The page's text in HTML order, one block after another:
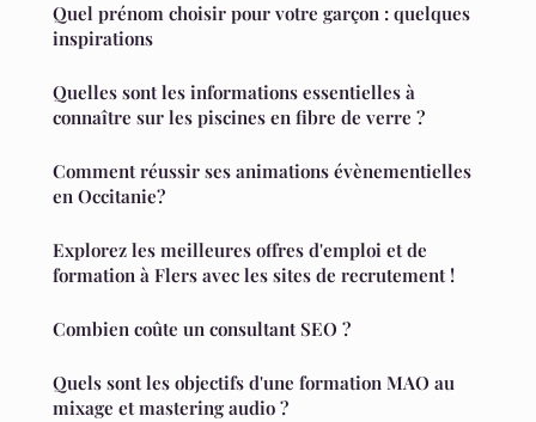
Quel prénom choisir pour votre garçon : quelques
inspirations
Quelles sont les informations essentielles à
connaître sur les piscines en fibre de verre ?
Comment réussir ses animations évènementielles
en Occitanie?
Explorez les meilleures offres d'emploi et de
formation à Flers avec les sites de recrutement !
Combien coûte un consultant SEO ?
Quels sont les objectifs d'une formation MAO au
mixage et mastering audio ?